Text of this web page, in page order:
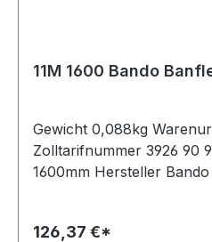
11M 1600 Bando
Gewicht 0,088kg
Zolltarifnummer 3926 90
1600mm Hersteller
126,37 €*